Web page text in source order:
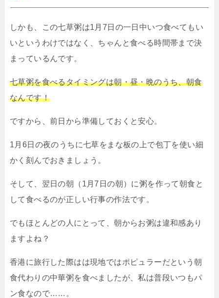
しかも、この七草粥は1月7日の一日中いつ食べてもい
いというわけではなく、ちゃんと食べる時間帯まで決
まっているんです。
七草粥を食べるタイミングは朝・昼・晩のうち、朝食
なんです！
ですから、前日から準備しておくと安心。
1月6日の夜のうちに七草をまな板の上で包丁を使い細
かく刻んでおきましょう。
そして、翌日の朝（1月7日の朝）に粥を作って朝食と
して食べるのが正しい行事の作法です。
でもほとんどの人にとって、朝からお粥は違和感あり
ますよね？
香港に旅行した際はは現地ではポピュラーだという朝
食代わりの中華粥を食べましたが、私は普段いつもパ
ン食なので……。